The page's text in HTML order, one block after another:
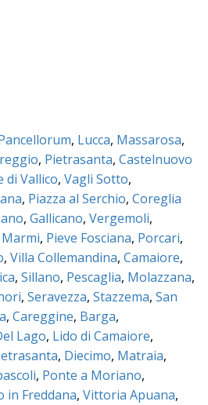
, Lucca, Massarosa,
, Pietrasanta, Castelnuovo
di Vallico, Vagli Sotto,
, Piazza al Serchio, Coreglia
, Gallicano, Vergemoli,
, Pieve Fosciana, Porcari,
, Villa Collemandina, Camaiore,
, Sillano, Pescaglia, Molazzana,
, Seravezza, Stazzema, San
, Careggine, Barga,
Lago, Lido di Camaiore,
, Diecimo, Matraia,
, Ponte a Moriano,
in Freddana, Vittoria Apuana,